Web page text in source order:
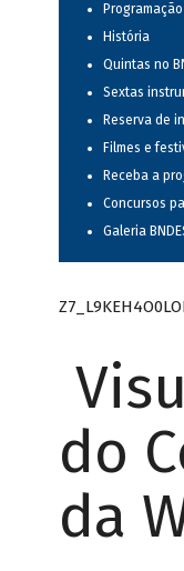
Programação
História
Quintas no
Sextas
Reserva de
Filmes e
Receba a
Concursos
Galeria
do
da